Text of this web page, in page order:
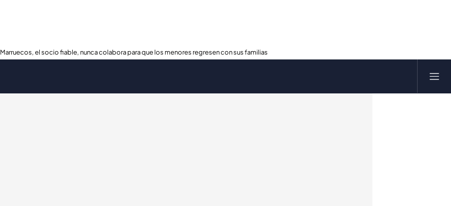
Marruecos, el socio fiable, nunca colabora para que los menores regresen con sus familias